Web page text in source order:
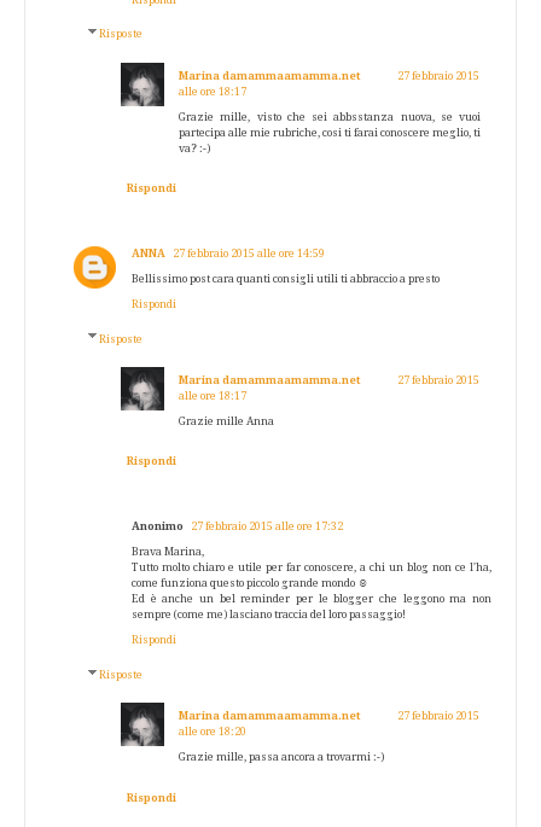
Risposte
Marina damammaamamma.net
27 febbraio 2015
alle ore 18:17
Grazie mille, visto che sei abbsstanza nuova, se vuoi
partecipa alle mie rubriche, cosi ti farai conoscere meglio, ti
va? :-)
Rispondi
ANNA 27 febbraio 2015 alle ore 14:59
Bellissimo post cara quanti consigli utili ti abbraccio a presto
Rispondi
Risposte
Marina damammaamamma.net
27 febbraio 2015
alle ore 18:17
Grazie mille Anna
Rispondi
Anonimo 27 febbraio 2015 alle ore 17:32
Brava Marina,
Tutto molto chiaro e utile per far conoscere, a chi un blog non ce l'ha,
come funziona questo piccolo grande mondo ☺
Ed è anche un bel reminder per le blogger che leggono ma non
sempre (come me) lasciano traccia del loro passaggio!
Rispondi
Risposte
Marina damammaamamma.net
27 febbraio 2015
alle ore 18:20
Grazie mille, passa ancora a trovarmi :-)
Rispondi